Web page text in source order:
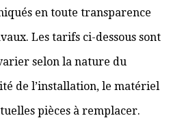
en toute transparence
Les tarifs ci-dessous sont
selon la nature du
de l’installation, le matériel
pièces à remplacer.